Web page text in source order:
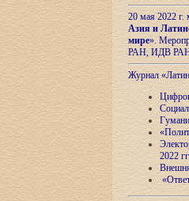
20 мая 2022
Азия и
мире».
РАН, ИДВ
Журнал
2022